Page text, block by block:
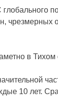
чрезмерных
в Тихом
10 лет.